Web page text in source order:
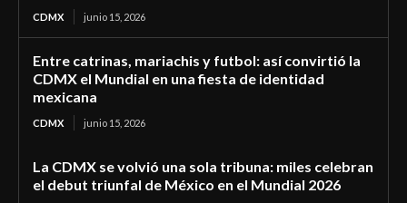
CDMX junio 15, 2026
Entre catrinas, mariachis y futbol: así convirtió la
CDMX el Mundial en una fiesta de identidad
mexicana
CDMX junio 15, 2026
La CDMX se volvió una sola tribuna: miles celebran
el debut triunfal de México en el Mundial 2026